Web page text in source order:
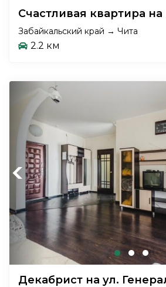
Счастливая квартира
Забайкальский край → Чита
2.2 км
Previous
Декабрист на ул.